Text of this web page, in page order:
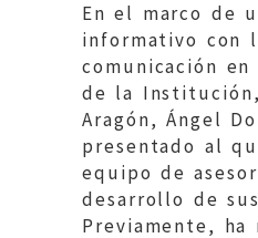
En el marco de
informativo con
comunicación
de la
Aragón, Ángel
presentado al
equipo de
desarrollo de
Previamente, ha